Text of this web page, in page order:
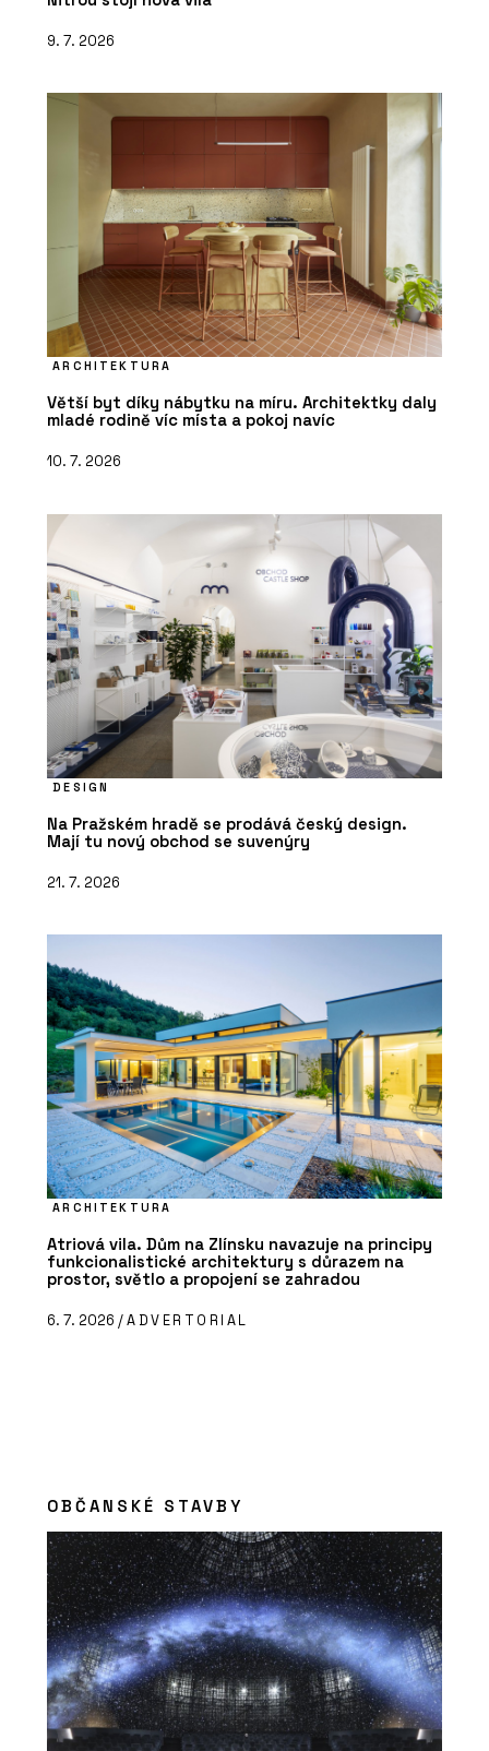
9. 7. 2026
ARCHITEKTURA
Větší byt díky nábytku na míru. Architektky daly
mladé rodině víc místa a pokoj navíc
10. 7. 2026
DESIGN
Na Pražském hradě se prodává český design.
Mají tu nový obchod se suvenýry
21. 7. 2026
ARCHITEKTURA
Atriová vila. Dům na Zlínsku navazuje na principy
funkcionalistické architektury s důrazem na
prostor, světlo a propojení se zahradou
6. 7. 2026 /ADVERTORIAL
OBČANSKÉ STAVBY